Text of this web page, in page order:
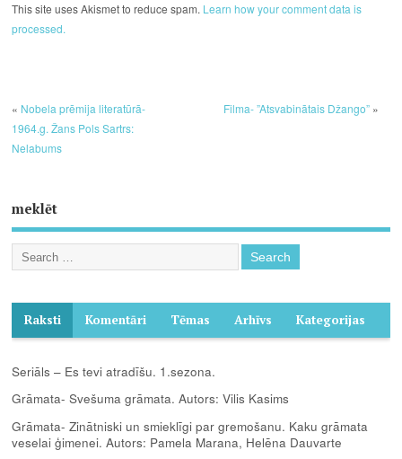
This site uses Akismet to reduce spam. Learn how your comment data is
processed.
« Nobela prēmija literatūrā-
1964.g. Žans Pols Sartrs:
Nelabums
Filma- ”Atsvabinātais Džango”»
meklēt
Raksti Komentāri Tēmas Arhīvs Kategorijas
Seriāls – Es tevi atradīšu. 1.sezona.
Grāmata- Svešuma grāmata. Autors: Vilis Kasims
Grāmata- Zinātniski un smieklīgi par gremošanu. Kaku grāmata
veselai ģimenei. Autors: Pamela Marana, Helēna Dauvarte